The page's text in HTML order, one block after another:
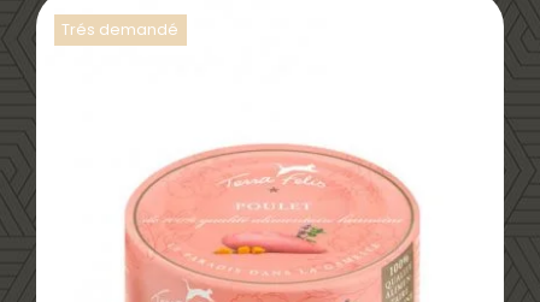
Trés demandé
DÉTAILS